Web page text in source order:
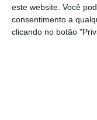
este website. Você
consentimento a
clicando no botão
Torres Novas e
ligeiros em